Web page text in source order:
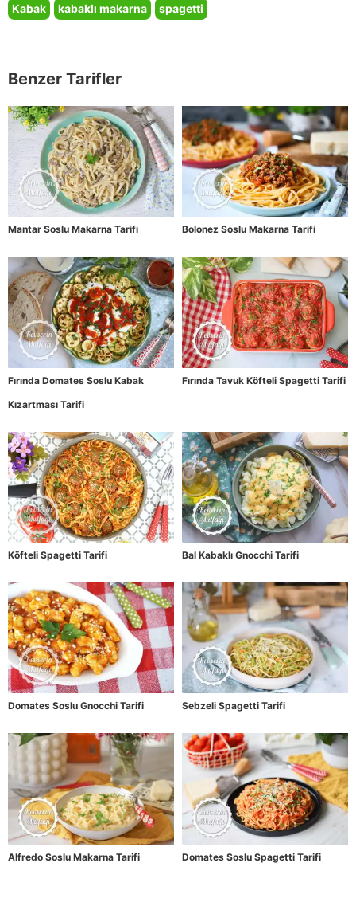
Kabak kabaklı makarna spagetti
Benzer Tarifler
Mantar Soslu Makarna Tarifi Bolonez Soslu Makarna Tarifi
Fırında Domates Soslu Kabak
Kızartması Tarifi
Fırında Tavuk Köfteli Spagetti Tarifi
Köfteli Spagetti Tarifi Bal Kabaklı Gnocchi Tarifi
Domates Soslu Gnocchi Tarifi Sebzeli Spagetti Tarifi
Alfredo Soslu Makarna Tarifi Domates Soslu Spagetti Tarifi